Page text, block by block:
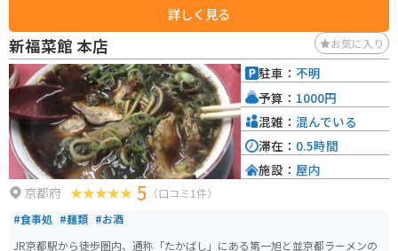
体験ができ、特に子どもたちに人気です。 2015年のリニューアル以降は展示
方法が進化し、動物たちの個性や習性をより深く感じられるようになりまし
た。さらに、学びの場としても充実しており、動物保護や生態について学べ
るパネル展示やイベントも開催されています。平安神宮や岡崎公園に近く、
観光途中で立ち寄るのにも最適なスポットです。
詳しく見る
新福菜館 本店 お気に入り
京都府 5 （口コミ1件）
#食事処 #麺類 #お酒
JR京都駅から徒歩圏内、通称「たかばし」にある第一旭と並京都ラーメンの
駐車： 不明
予算： 1000円
混雑： 混んでいる
滞在： 0.5時間
施設： 屋内